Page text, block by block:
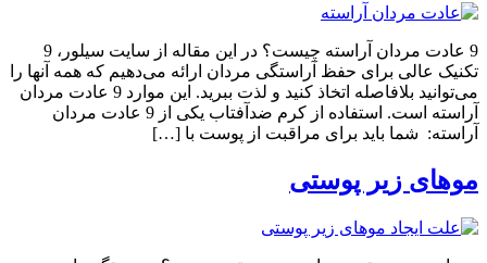
9 عادت مردان آراسته چیست؟ در این مقاله از سایت سیلور، 9
تکنیک عالی برای حفظ آراستگی مردان ارائه می‌دهیم که همه آنها را
می‌توانید بلافاصله اتخاذ کنید و لذت ببرید. این موارد 9 عادت مردان
آراسته است. استفاده از کرم ضدآفتاب یکی از 9 عادت مردان
آراسته: شما باید برای مراقبت از پوست با […]
موهای زیر پوستی